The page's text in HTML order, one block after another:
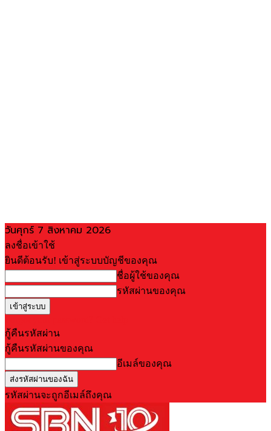
วันศุกร์ 7 สิงหาคม 2026
ลงชื่อเข้าใช้
ยินดีต้อนรับ! เข้าสู่ระบบบัญชีของคุณ
ชื่อผู้ใช้ของคุณ
รหัสผ่านของคุณ
กู้คืนรหัสผ่าน
กู้คืนรหัสผ่านของคุณ
อีเมล์ของคุณ
รหัสผ่านจะถูกอีเมล์ถึงคุณ